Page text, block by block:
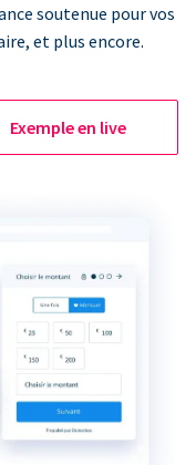
soutenue pour vos
et plus encore.
Exemple en live